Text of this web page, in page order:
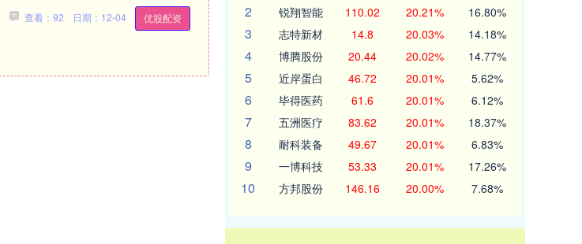
优股配资
查看：92 日期：12-04 2 锐翔智能 110.02 20.21% 16.80%
3 志特新材 14.8 20.03% 14.18%
4 博腾股份 20.44 20.02% 14.77%
5 近岸蛋白 46.72 20.01% 5.62%
6 毕得医药 61.6 20.01% 6.12%
7 五洲医疗 83.62 20.01% 18.37%
8 耐科装备 49.67 20.01% 6.83%
9 一博科技 53.33 20.01% 17.26%
10 方邦股份 146.16 20.00% 7.68%